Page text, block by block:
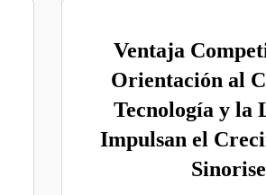
Ventaja
Orientación al
Tecnología y la
Impulsan el
Sinorise